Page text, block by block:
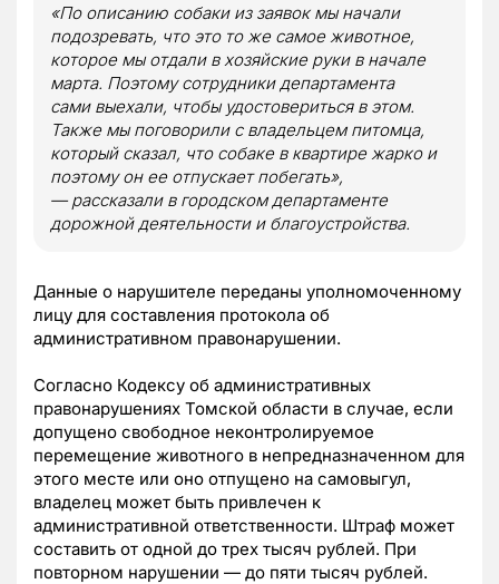
«По описанию собаки из заявок мы начали
подозревать, что это то же самое животное,
которое мы отдали в хозяйские руки в начале
марта. Поэтому сотрудники департамента
сами выехали, чтобы удостовериться в этом.
Также мы поговорили с владельцем питомца,
который сказал, что собаке в квартире жарко и
поэтому он ее отпускает побегать»,
— рассказали в городском департаменте
дорожной деятельности и благоустройства.
Данные о нарушителе переданы уполномоченному
лицу для составления протокола об
административном правонарушении.
Согласно Кодексу об административных
правонарушениях Томской области в случае, если
допущено свободное неконтролируемое
перемещение животного в непредназначенном для
этого месте или оно отпущено на самовыгул,
владелец может быть привлечен к
административной ответственности. Штраф может
составить от одной до трех тысяч рублей. При
повторном нарушении — до пяти тысяч рублей.